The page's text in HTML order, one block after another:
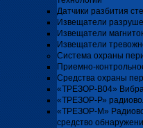
Датчики разбития
Извещатели
Извещатели
Извещатели
Система охраны
Приемно-
Средства охраны
«ТРЕЗОР-В04»
«ТРЕЗОР-Р»
«ТРЕЗОР-М»
средство